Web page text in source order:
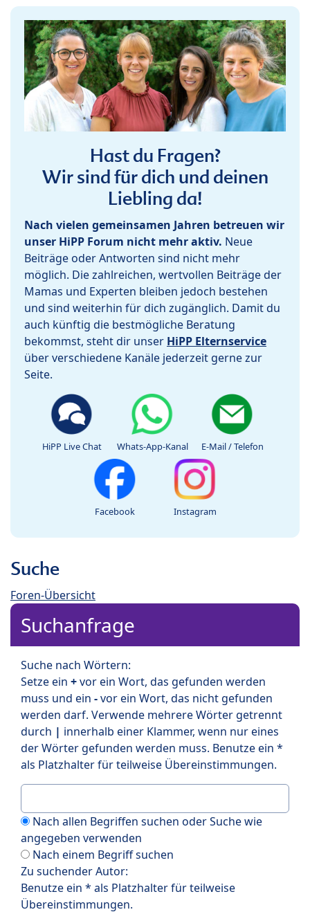
Hast du Fragen?
Wir sind für dich und deinen
Liebling da!
Nach vielen gemeinsamen Jahren betreuen wir
unser HiPP Forum nicht mehr aktiv. Neue
Beiträge oder Antworten sind nicht mehr
möglich. Die zahlreichen, wertvollen Beiträge der
Mamas und Experten bleiben jedoch bestehen
und sind weiterhin für dich zugänglich. Damit du
auch künftig die bestmögliche Beratung
bekommst, steht dir unser HiPP Elternservice
über verschiedene Kanäle jederzeit gerne zur
Seite.
HiPP Live Chat Whats-App-Kanal E-Mail / Telefon
Facebook Instagram
Suche
Foren-Übersicht
Suchanfrage
Suche nach Wörtern:
Setze ein +vor ein Wort, das gefunden werden
muss und ein -vor ein Wort, das nicht gefunden
werden darf. Verwende mehrere Wörter getrennt
durch | innerhalb einer Klammer, wenn nur eines
der Wörter gefunden werden muss. Benutze ein *
als Platzhalter für teilweise Übereinstimmungen.
Nach allen Begriffen suchen oder Suche wie
angegeben verwenden
Nach einem Begriff suchen
Zu suchender Autor:
Benutze ein * als Platzhalter für teilweise
Übereinstimmungen.